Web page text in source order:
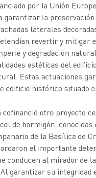
por la Unión
garantizar la
laterales
revertir y mitigar
y degradación
estéticas del
Estas actuaciones
edificio histórico situado
cofinanció otro proyecto
de hormigón, conocidas
de la Basílica de
el importante
conducen al mirador de
garantizar su